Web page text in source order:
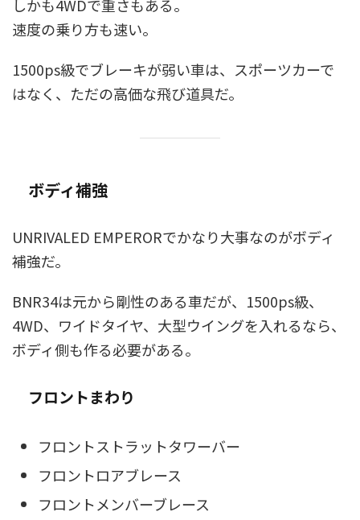
しかも4WDで重さもある。
速度の乗り方も速い。
1500ps級でブレーキが弱い車は、スポーツカーで
はなく、ただの高価な飛び道具だ。
ボディ補強
UNRIVALED EMPERORでかなり大事なのがボディ
補強だ。
BNR34は元から剛性のある車だが、1500ps級、
4WD、ワイドタイヤ、大型ウイングを入れるなら、
ボディ側も作る必要がある。
フロントまわり
フロントストラットタワーバー
フロントロアブレース
フロントメンバーブレース